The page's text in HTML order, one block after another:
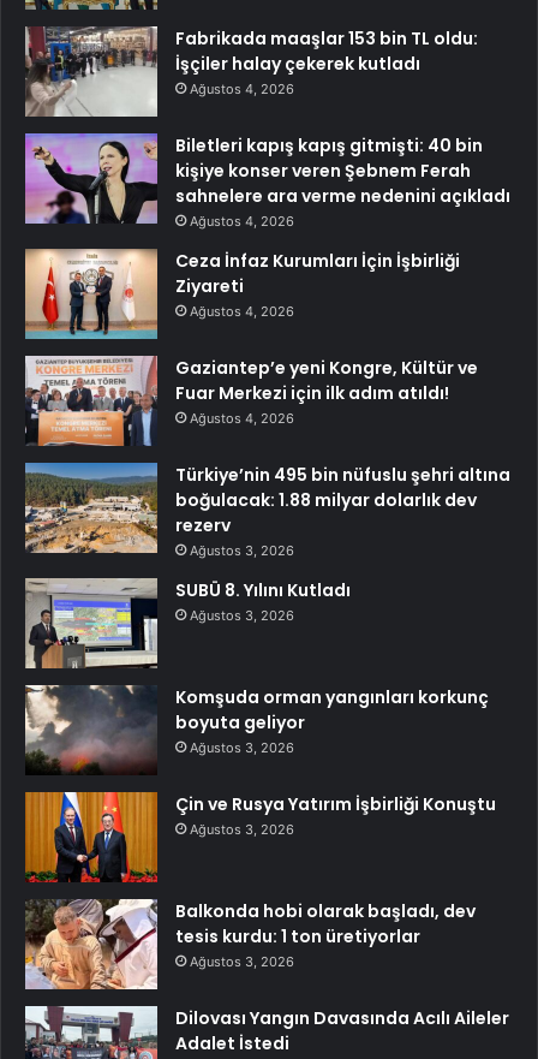
Fabrikada maaşlar 153 bin TL oldu:
İşçiler halay çekerek kutladı
Ağustos 4, 2026
Biletleri kapış kapış gitmişti: 40 bin
kişiye konser veren Şebnem Ferah
sahnelere ara verme nedenini açıkladı
Ağustos 4, 2026
Ceza İnfaz Kurumları İçin İşbirliği
Ziyareti
Ağustos 4, 2026
Gaziantep’e yeni Kongre, Kültür ve
Fuar Merkezi için ilk adım atıldı!
Ağustos 4, 2026
Türkiye’nin 495 bin nüfuslu şehri altına
boğulacak: 1.88 milyar dolarlık dev
rezerv
Ağustos 3, 2026
SUBÜ 8. Yılını Kutladı
Ağustos 3, 2026
Komşuda orman yangınları korkunç
boyuta geliyor
Ağustos 3, 2026
Çin ve Rusya Yatırım İşbirliği Konuştu
Ağustos 3, 2026
Balkonda hobi olarak başladı, dev
tesis kurdu: 1 ton üretiyorlar
Ağustos 3, 2026
Dilovası Yangın Davasında Acılı Aileler
Adalet İstedi